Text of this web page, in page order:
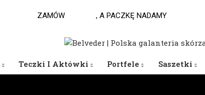
ZAMÓW , A PACZKĘ NADAMY
Teczki I Aktówki Portfele Saszetki